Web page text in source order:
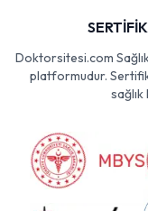
Doktorsitesi.com
platformudur.